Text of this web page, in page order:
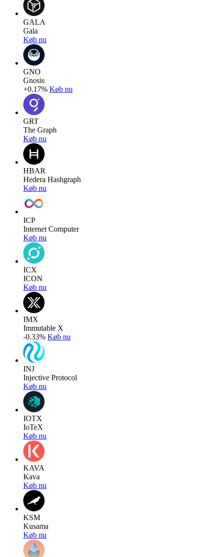
GALA
Gala
Køb nu
GNO
Gnosis
+0.17% Køb nu
GRT
The Graph
Køb nu
HBAR
Hedera Hashgraph
Køb nu
ICP
Internet Computer
Køb nu
ICX
ICON
Køb nu
IMX
Immutable X
-0.33% Køb nu
INJ
Injective Protocol
Køb nu
IOTX
IoTeX
Køb nu
KAVA
Kava
Køb nu
KSM
Kusama
Køb nu